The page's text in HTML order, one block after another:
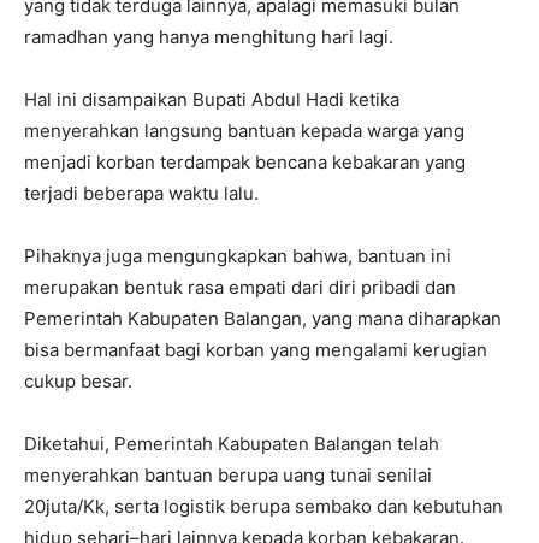
yang tidak terduga lainnya, apalagi memasuki bulan
ramadhan yang hanya menghitung hari lagi.
Hal ini disampaikan Bupati Abdul Hadi ketika
menyerahkan langsung bantuan kepada warga yang
menjadi korban terdampak bencana kebakaran yang
terjadi beberapa waktu lalu.
Pihaknya juga mengungkapkan bahwa, bantuan ini
merupakan bentuk rasa empati dari diri pribadi dan
Pemerintah Kabupaten Balangan, yang mana diharapkan
bisa bermanfaat bagi korban yang mengalami kerugian
cukup besar.
Diketahui, Pemerintah Kabupaten Balangan telah
menyerahkan bantuan berupa uang tunai senilai
20juta/Kk, serta logistik berupa sembako dan kebutuhan
hidup sehari–hari lainnya kepada korban kebakaran.